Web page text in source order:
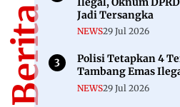
Jadi Tersangka
NEWS29 Jul 2026
Polisi Tetapkan 4
Tambang Emas
NEWS29 Jul 2026